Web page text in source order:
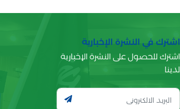
اشترك في النشرة الإخبارية
اشترك للحصول على النشرة الإخبارية
لدينا